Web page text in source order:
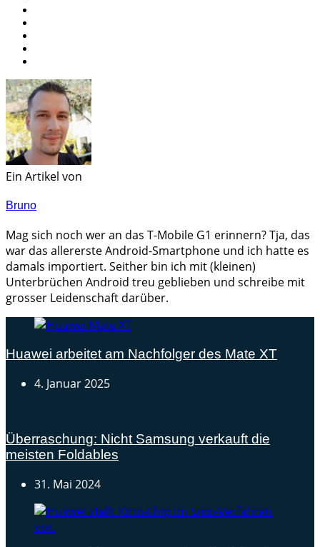
Ein Artikel von
Bruno
Mag sich noch wer an das T-Mobile G1 erinnern? Tja, das
war das allererste Android-Smartphone und ich hatte es
damals importiert. Seither bin ich mit (kleinen)
Unterbrüchen Android treu geblieben und schreibe mit
grosser Leidenschaft darüber.
Huawei arbeitet am Nachfolger des Mate XT
4. Januar 2025
Überraschung: Nicht Samsung verkauft die
meisten Foldables
31. Mai 2024